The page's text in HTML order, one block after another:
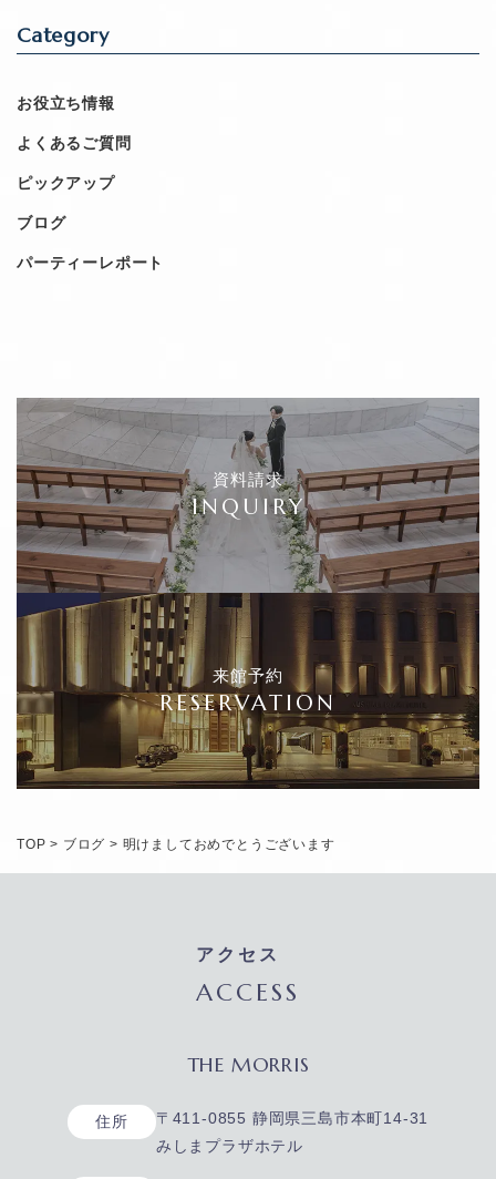
Category
お役立ち情報
よくあるご質問
ピックアップ
ブログ
パーティーレポート
資料請求
INQUIRY
来館予約
RESERVATION
TOP > ブログ > 明けましておめでとうございます
アクセス
ACCESS
THE MORRIS
住所
〒411-0855 静岡県三島市本町14-31
みしまプラザホテル